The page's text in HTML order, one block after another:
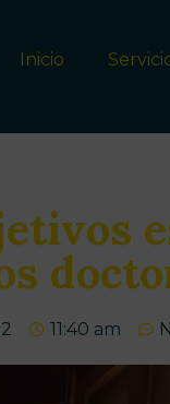
Inicio
11:40 am